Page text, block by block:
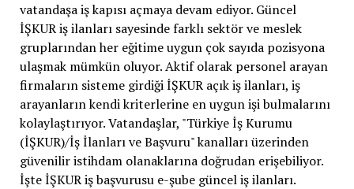
vatandaşa iş kapısı açmaya devam ediyor. Güncel
İŞKUR iş ilanları sayesinde farklı sektör ve meslek
gruplarından her eğitime uygun çok sayıda pozisyona
ulaşmak mümkün oluyor. Aktif olarak personel arayan
firmaların sisteme girdiği İŞKUR açık iş ilanları, iş
arayanların kendi kriterlerine en uygun işi bulmalarını
kolaylaştırıyor. Vatandaşlar, "Türkiye İş Kurumu
(İŞKUR)/İş İlanları ve Başvuru" kanalları üzerinden
güvenilir istihdam olanaklarına doğrudan erişebiliyor.
İşte İŞKUR iş başvurusu e-şube güncel iş ilanları.